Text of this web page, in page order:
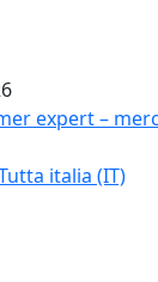
expert –
italia (IT)